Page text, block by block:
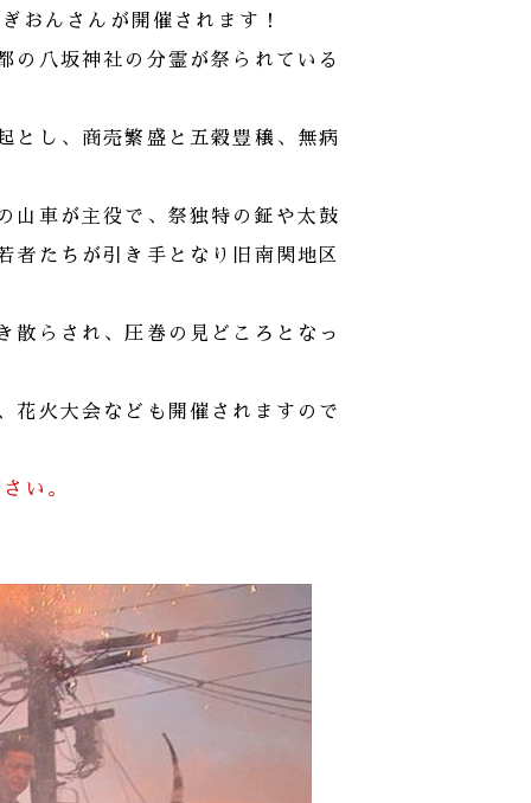
おんさんが開催されます！
の八坂神社の分霊が祭られている
とし、 商売繁盛と五穀豊穣、無病
山車が主役で、祭独特の鉦や太鼓
者たちが引き手 となり旧南関地区
散らされ、圧巻の見どころとなっ
花火大会なども開催されますので
い。